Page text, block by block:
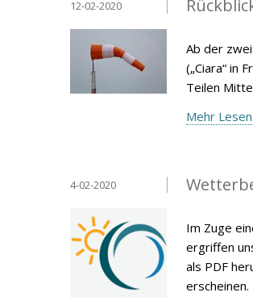
12-02-2020
Ab der
(„Ciara“ in
Teilen
Mehr Lesen
4-02-2020
Im Zuge
ergriffen
als PDF
erscheinen.